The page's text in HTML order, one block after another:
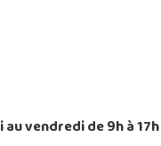
au vendredi de 9h à 17h